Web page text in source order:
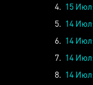
4. 15
5. 14
6. 14
7. 14
8. 14